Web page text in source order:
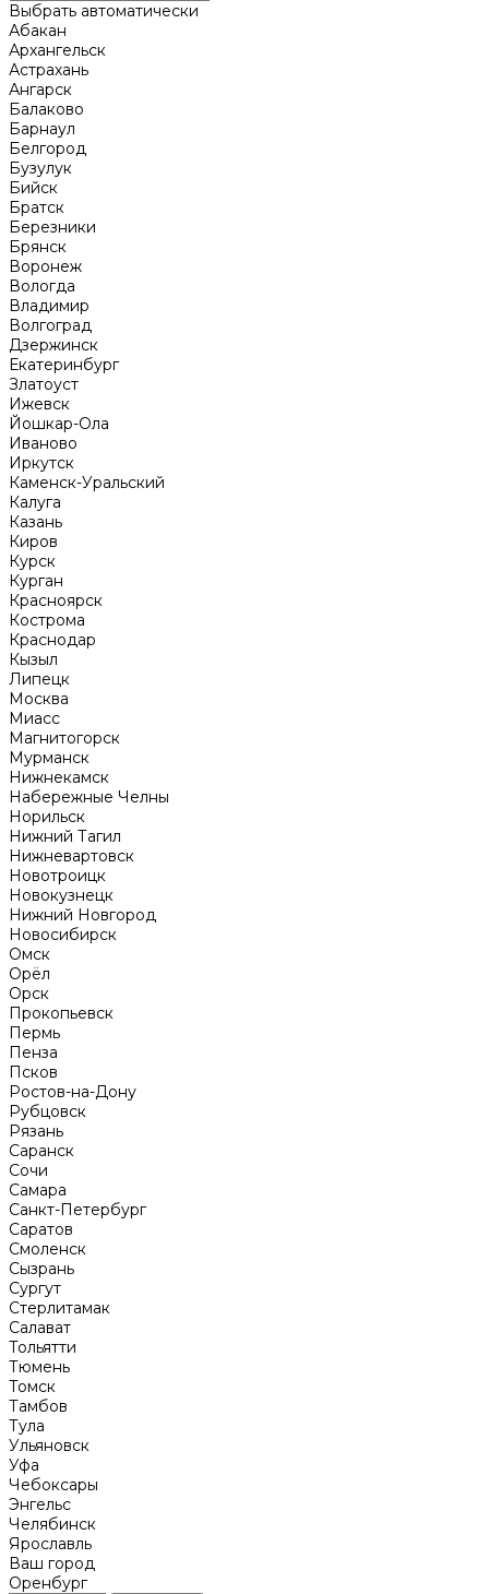
Выбрать автоматически
Абакан
Архангельск
Астрахань
Ангарск
Балаково
Барнаул
Белгород
Бузулук
Бийск
Братск
Березники
Брянск
Воронеж
Вологда
Владимир
Волгоград
Дзержинск
Екатеринбург
Златоуст
Ижевск
Йошкар-Ола
Иваново
Иркутск
Каменск-Уральский
Калуга
Казань
Киров
Курск
Курган
Красноярск
Кострома
Краснодар
Кызыл
Липецк
Москва
Миасс
Магнитогорск
Мурманск
Нижнекамск
Набережные Челны
Норильск
Нижний Тагил
Нижневартовск
Новотроицк
Новокузнецк
Нижний Новгород
Новосибирск
Омск
Орёл
Орск
Прокопьевск
Пермь
Пенза
Псков
Ростов-на-Дону
Рубцовск
Рязань
Саранск
Сочи
Самара
Санкт-Петербург
Саратов
Смоленск
Сызрань
Сургут
Стерлитамак
Салават
Тольятти
Тюмень
Томск
Тамбов
Тула
Ульяновск
Уфа
Чебоксары
Энгельс
Челябинск
Ярославль
Ваш город
Оренбург